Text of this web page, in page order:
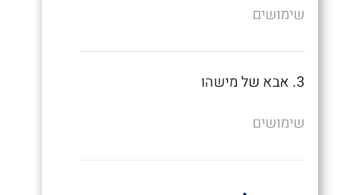
שימושים
3. אבא של מישהו
שימושים